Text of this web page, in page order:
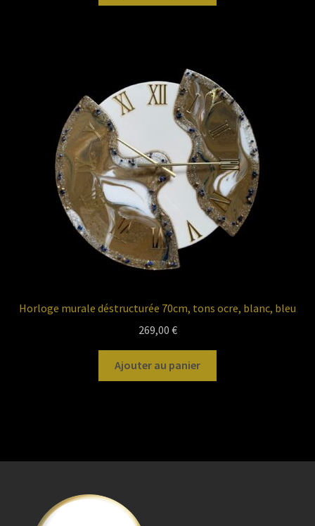
Horloge murale déstructurée 70cm, tons ocre, blanc, bleu
269,00 €
Ajouter au panier